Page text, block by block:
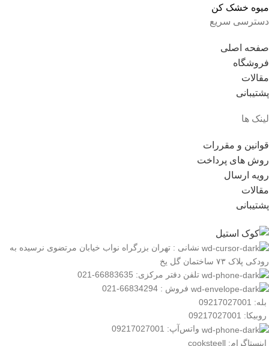
میوه خشک کن
دسترسی سریع
صفحه اصلی
فروشگاه
مقالات
پشتیبانی
لینک ها
قوانین و مقررات
روش های پرداخت
رویه ارسال
مقالات
پشتیبانی
نشانی : تهران بزرگراه نواب خیابان مرتضوی نرسیده به
رودکی پلاک ۷۳ ساختمان گل یخ
تلفن دفتر مرکزی: 66883635-021
فروش : 66834294-021
بله: 09217027001
روبیکا: 09217027001
واتس‌آپ: 09217027001
اینستاگرام: cooksteell